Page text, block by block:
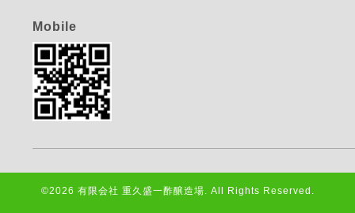
Mobile
©2026 有限会社 重久盛一酢醸造場. All Rights Reserved.